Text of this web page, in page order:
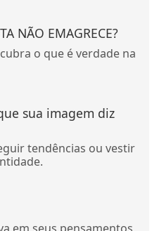
NÃO EMAGRECE?
o que é verdade na
sua imagem diz
tendências ou vestir